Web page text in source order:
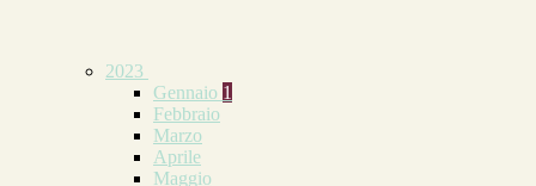
2023
Gennaio 1
Febbraio
Marzo
Aprile
Maggio